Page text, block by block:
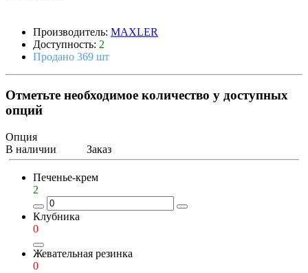
Производитель: MAXLER
Доступность: 2
Продано 369 шт
Отметьте необходимое количество у доступных
опций
Опция
В наличии
Заказ
Печенье-крем
2
Клубника
0
Жевательная резинка
0